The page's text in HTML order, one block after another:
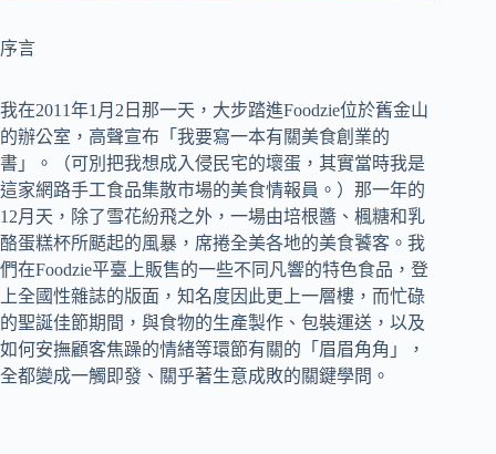
序言
我在2011年1月2日那一天，大步踏進Foodzie位於舊金山
的辦公室，高聲宣布「我要寫一本有關美食創業的
書」。（可別把我想成入侵民宅的壞蛋，其實當時我是
這家網路手工食品集散市場的美食情報員。）那一年的
12月天，除了雪花紛飛之外，一場由培根醬、楓糖和乳
酪蛋糕杯所颳起的風暴，席捲全美各地的美食饕客。我
們在Foodzie平臺上販售的一些不同凡響的特色食品，登
上全國性雜誌的版面，知名度因此更上一層樓，而忙碌
的聖誕佳節期間，與食物的生產製作、包裝運送，以及
如何安撫顧客焦躁的情緒等環節有關的「眉眉角角」，
全都變成一觸即發、關乎著生意成敗的關鍵學問。